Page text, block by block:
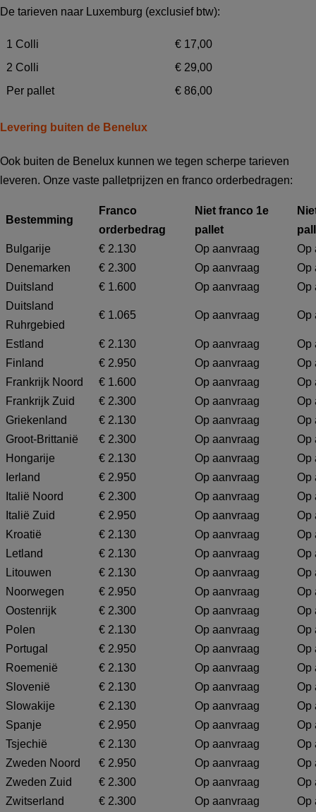
De tarieven naar Luxemburg (exclusief btw):
1 Colli
€ 17,00
2 Colli
€ 29,00
Per pallet
€ 86,00
Levering buiten de Benelux
Ook buiten de Benelux kunnen we tegen scherpe tarieven
leveren. Onze vaste palletprijzen en franco orderbedragen:
Bestemming
Franco
orderbedrag
Niet franco 1e
pallet
Bulgarije
€ 2.130 Op aanvraag
Op
Denemarken
€ 2.300 Op aanvraag
Op
Duitsland
€ 1.600 Op aanvraag
Op
Duitsland
Ruhrgebied
€ 1.065 Op aanvraag Op
Estland € 2.130 Op aanvraag
Op
Finland
€ 2.950 Op aanvraag
Op
Frankrijk Noord
€ 1.600 Op aanvraag
Op
Frankrijk Zuid
€ 2.300 Op aanvraag
Op
Griekenland
€ 2.130 Op aanvraag
Op
Groot-Brittanië
€ 2.300 Op aanvraag
Op
Hongarije
€ 2.130 Op aanvraag
Op
Ierland
€ 2.950 Op aanvraag
Op
Italië Noord
€ 2.300 Op aanvraag
Op
Italië Zuid
€ 2.950 Op aanvraag
Op
Kroatië
€ 2.130 Op aanvraag
Op
Letland
€ 2.130 Op aanvraag
Op
Litouwen
€ 2.130 Op aanvraag
Op
Noorwegen
€ 2.950 Op aanvraag
Op
Oostenrijk
€ 2.300 Op aanvraag
Op
Polen
€ 2.130 Op aanvraag
Op
Portugal
€ 2.950 Op aanvraag
Op
Roemenië
€ 2.130 Op aanvraag
Op
Slovenië
€ 2.130 Op aanvraag
Op
Slowakije
€ 2.130 Op aanvraag
Op
Spanje
€ 2.950 Op aanvraag
Op
Tsjechië
€ 2.130 Op aanvraag
Op
Zweden Noord
€ 2.950 Op aanvraag
Op
Zweden Zuid
€ 2.300 Op aanvraag
Op
Zwitserland
€ 2.300 Op aanvraag Op